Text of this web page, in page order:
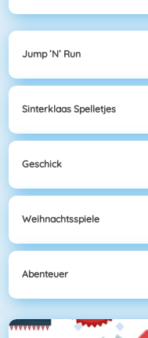
Jump ’n’ Run
Sinterklaas Spelletjes
Geschick
Weihnachtsspiele
Abenteuer